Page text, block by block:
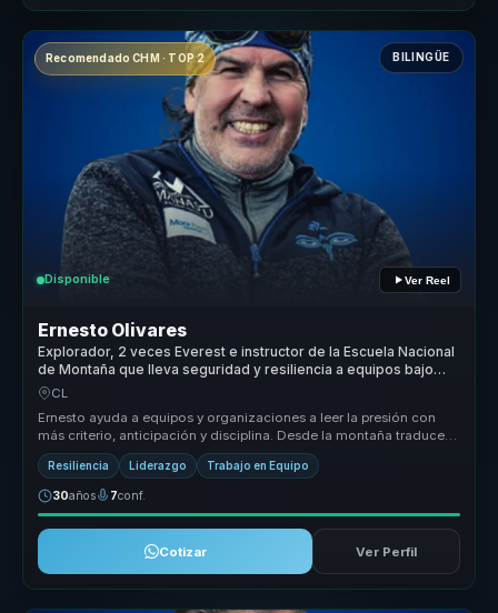
Recomendado CHM · TOP 2 BILINGÜE
Disponible Ver Reel
Ernesto Olivares
Explorador, 2 veces Everest e instructor de la Escuela Nacional
de Montaña que lleva seguridad y resiliencia a equipos bajo
presión.
CL
Ernesto ayuda a equipos y organizaciones a leer la presión con
más criterio, anticipación y disciplina. Desde la montaña traduce
segurida...
Resiliencia Liderazgo Trabajo en Equipo
30años 7conf.
Cotizar Ver Perfil